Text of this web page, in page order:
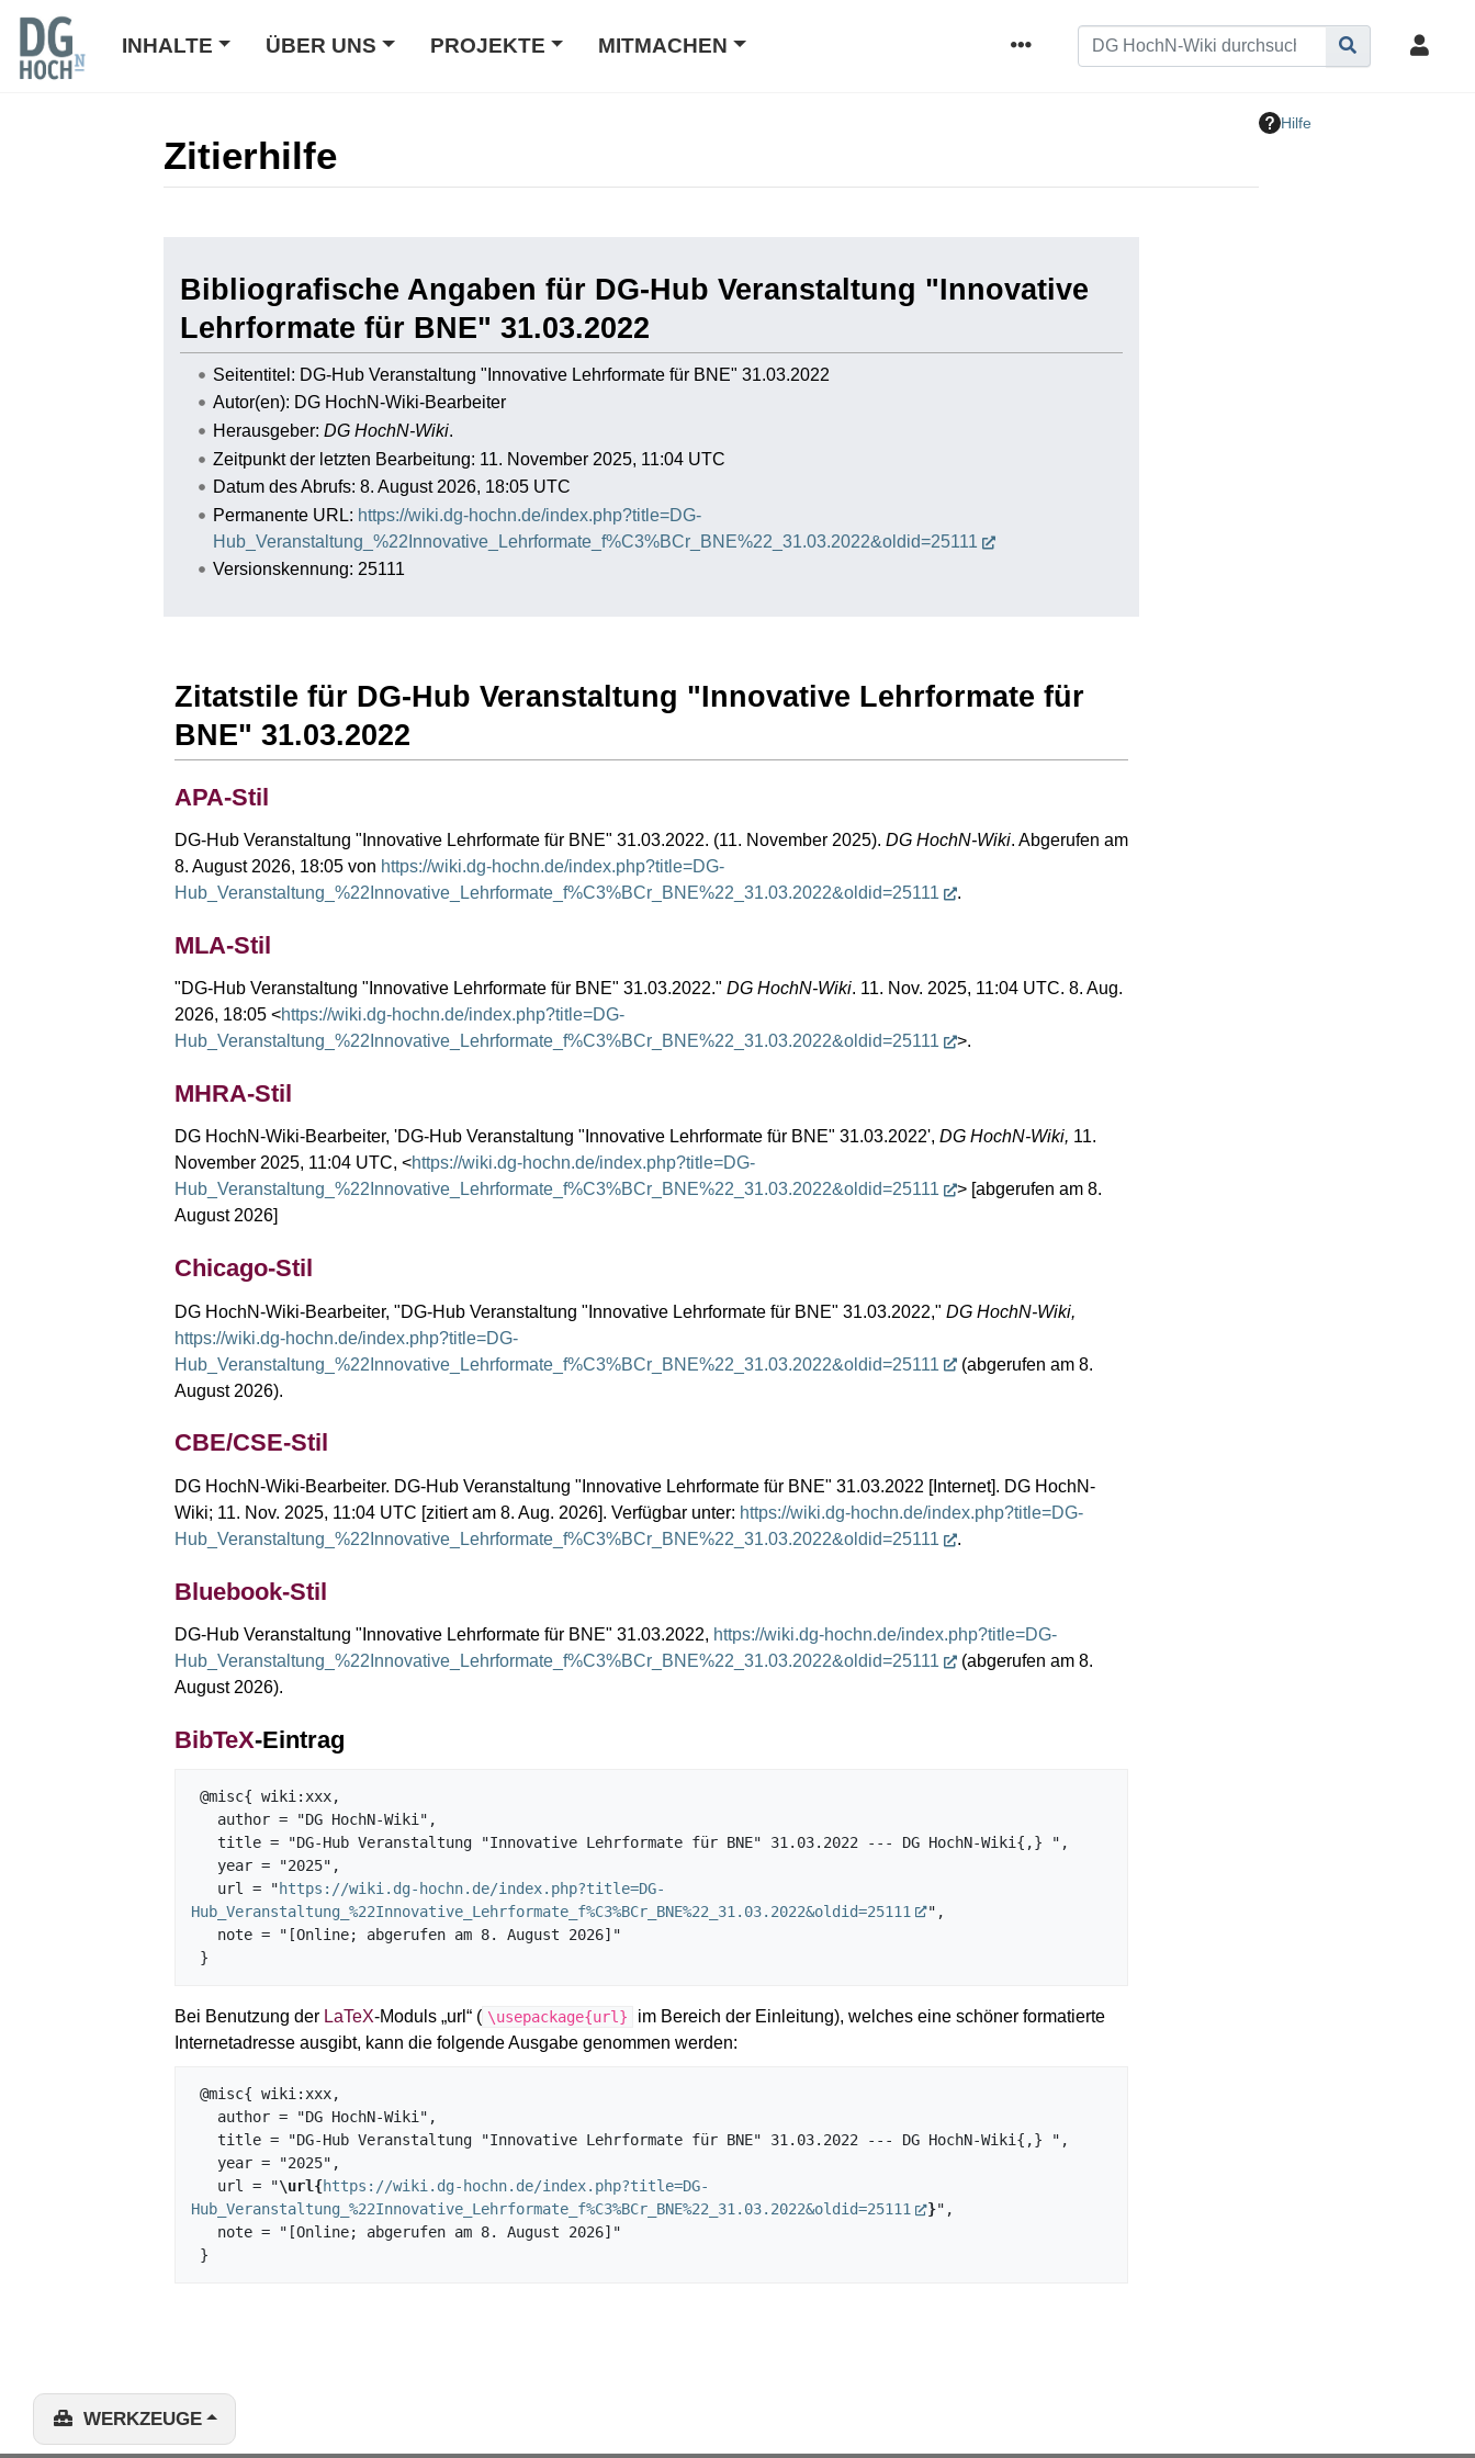
INHALTE ÜBER UNS PROJEKTE MITMACHEN
Hilfe
Zitierhilfe
Bibliografische Angaben für DG-Hub Veranstaltung "Innovative
Lehrformate für BNE" 31.03.2022
Seitentitel: DG-Hub Veranstaltung "Innovative Lehrformate für BNE" 31.03.2022
Autor(en): DG HochN-Wiki-Bearbeiter
Herausgeber: DG HochN-Wiki.
Zeitpunkt der letzten Bearbeitung: 11. November 2025, 11:04 UTC
Datum des Abrufs: 8. August 2026, 18:05 UTC
Permanente URL: https://wiki.dg-hochn.de/index.php?title=DG-
Hub_Veranstaltung_%22Innovative_Lehrformate_f%C3%BCr_BNE%22_31.03.2022&oldid=25111
Versionskennung: 25111
Zitatstile für DG-Hub Veranstaltung "Innovative Lehrformate für
BNE" 31.03.2022
APA-Stil
DG-Hub Veranstaltung "Innovative Lehrformate für BNE" 31.03.2022. (11. November 2025). DG HochN-Wiki. Abgerufen am
8. August 2026, 18:05 von https://wiki.dg-hochn.de/index.php?title=DG-
Hub_Veranstaltung_%22Innovative_Lehrformate_f%C3%BCr_BNE%22_31.03.2022&oldid=25111
.
MLA-Stil
"DG-Hub Veranstaltung "Innovative Lehrformate für BNE" 31.03.2022." DG HochN-Wiki. 11. Nov. 2025, 11:04 UTC. 8. Aug.
2026, 18:05 <https://wiki.dg-hochn.de/index.php?title=DG-
Hub_Veranstaltung_%22Innovative_Lehrformate_f%C3%BCr_BNE%22_31.03.2022&oldid=25111
>.
MHRA-Stil
DG HochN-Wiki-Bearbeiter, 'DG-Hub Veranstaltung "Innovative Lehrformate für BNE" 31.03.2022', DG HochN-Wiki, 11.
November 2025, 11:04 UTC, <https://wiki.dg-hochn.de/index.php?title=DG-
Hub_Veranstaltung_%22Innovative_Lehrformate_f%C3%BCr_BNE%22_31.03.2022&oldid=25111
> [abgerufen am 8.
August 2026]
Chicago-Stil
DG HochN-Wiki-Bearbeiter, "DG-Hub Veranstaltung "Innovative Lehrformate für BNE" 31.03.2022," DG HochN-Wiki,
https://wiki.dg-hochn.de/index.php?title=DG-
Hub_Veranstaltung_%22Innovative_Lehrformate_f%C3%BCr_BNE%22_31.03.2022&oldid=25111
(abgerufen am 8.
August 2026).
CBE/CSE-Stil
DG HochN-Wiki-Bearbeiter. DG-Hub Veranstaltung "Innovative Lehrformate für BNE" 31.03.2022 [Internet]. DG HochN-
Wiki; 11. Nov. 2025, 11:04 UTC [zitiert am 8. Aug. 2026]. Verfügbar unter: https://wiki.dg-hochn.de/index.php?title=DG-
Hub_Veranstaltung_%22Innovative_Lehrformate_f%C3%BCr_BNE%22_31.03.2022&oldid=25111
.
Bluebook-Stil
DG-Hub Veranstaltung "Innovative Lehrformate für BNE" 31.03.2022, https://wiki.dg-hochn.de/index.php?title=DG-
Hub_Veranstaltung_%22Innovative_Lehrformate_f%C3%BCr_BNE%22_31.03.2022&oldid=25111
(abgerufen am 8.
August 2026).
BibTeX-Eintrag
   url = "
https://wiki.dg-hochn.de/index.php?title=DG-
Hub_Veranstaltung_%22Innovative_Lehrformate_f%C3%BCr_BNE%22_31.03.2022&oldid=25111
",
Bei Benutzung der LaTeX-Moduls „url“ ( \usepackage{url}
im Bereich der Einleitung), welches eine schöner formatierte
Internetadresse ausgibt, kann die folgende Ausgabe genommen werden:
   url = "
\url{https://wiki.dg-hochn.de/index.php?title=DG-
Hub_Veranstaltung_%22Innovative_Lehrformate_f%C3%BCr_BNE%22_31.03.2022&oldid=25111
}",
WERKZEUGE